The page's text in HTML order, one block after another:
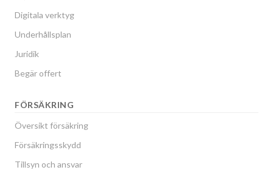
Digitala verktyg
Underhållsplan
Juridik
Begär offert
FÖRSÄKRING
Översikt försäkring
Försäkringsskydd
Tillsyn och ansvar